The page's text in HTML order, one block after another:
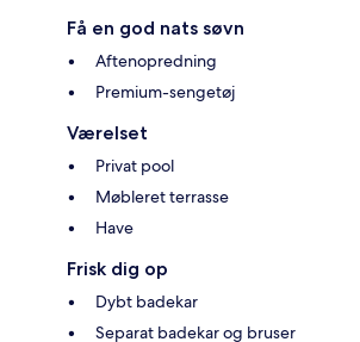
Få en god nats søvn
Aftenopredning
Premium-sengetøj
Værelset
Privat pool
Møbleret terrasse
Have
Frisk dig op
Dybt badekar
Separat badekar og bruser